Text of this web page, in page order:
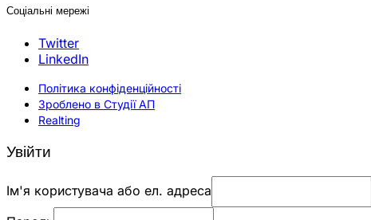
Соціальні мережі
Twitter
LinkedIn
Політика конфіденційності
Зроблено в Студії АП
Realting
Увійти
Ім'я користувача або ел. адреса